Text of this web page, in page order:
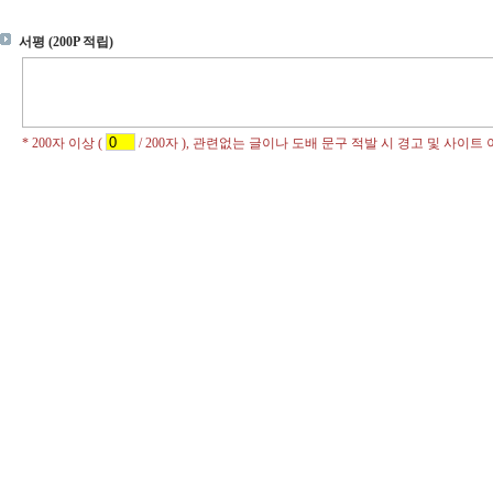
서평 (200P 적립)
* 200자 이상 ( / 200자 ), 관련없는 글이나 도배 문구 적발 시 경고 및 사이트